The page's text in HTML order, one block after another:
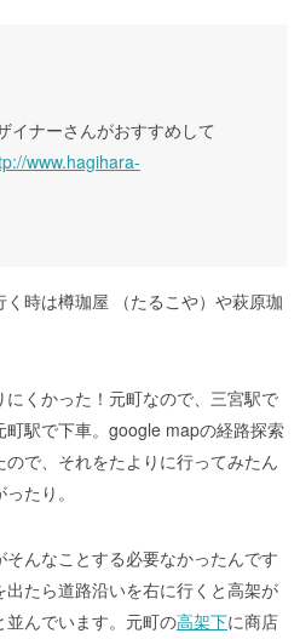
イナーさんがおすすめして
www.hagihara-
時は樽珈屋 （たるこや）や萩原珈
くかった！元町なので、三宮駅で
駅で下車。google mapの経路探索
で、それをたよりに行ってみたん
たり。
んなことする必要なかったんです
たら道路沿いを右に行くと高架が
んでいます。元町の高架下に商店